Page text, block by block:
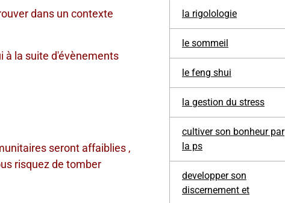
dans un contexte
à la suite d'évènements
seront affaiblies ,
risquez de tomber
la rigolologie
le sommeil
le feng shui
la gestion du stress
cultiver son bonheur par
la ps
developper son
discernement et